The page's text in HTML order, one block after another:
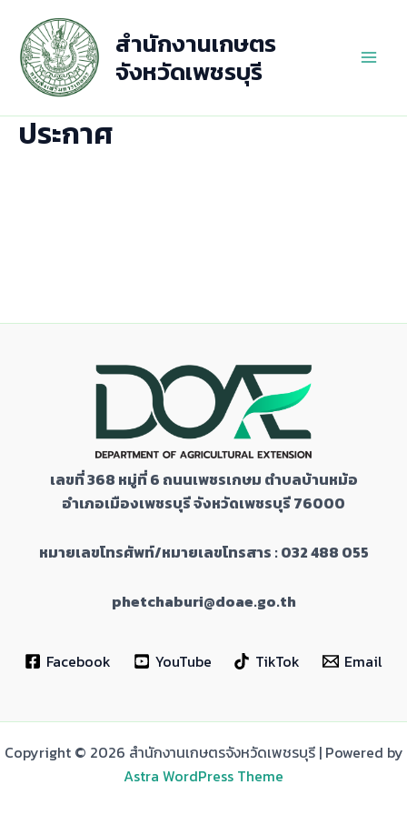
content
สำนักงานเกษตร
จังหวัดเพชรบุรี
ประกาศ
เลขที่368 หมู่ที่6 ถนนเพชรเกษม ตำบลบ้านหม้อ
อำเภอเมืองเพชรบุรี จังหวัดเพชรบุรี76000
หมายเลขโทรศัพท์/หมายเลขโทรสาร : 032 488 055
phetchaburi@doae.go.th
Facebook YouTube TikTok Email
Copyright © 2026 สำนักงานเกษตรจังหวัดเพชรบุรี | Powered by
Astra WordPress Theme